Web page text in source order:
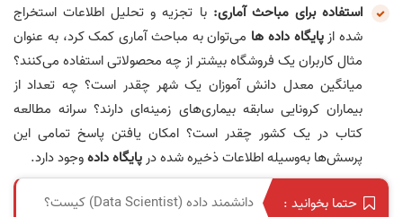
استفاده برای مباحث آماری: با تجزیه و تحلیل اطلاعات استخراج
شده ازپایگاه داده ها می‌توان به مباحث آماری کمک کرد، به عنوان
مثال کاربران یک فروشگاه بیشتر از چه محصولاتی استفاده می‌کنند؟
میانگین معدل دانش آموزان یک شهر چقدر است؟ چه تعداد از
بیماران کرونایی سابقه بیماری‌های زمینه‌ای دارند؟ سرانه مطالعه
کتاب در یک کشور چقدر است؟ امکان یافتن پاسخ تمامی این
پرسش‌ها به‌وسیله اطلاعات ذخیره شده درپایگاه دادهوجود دارد.
حتما بخوانید : دانشمند داده (Data Scientist) کیست؟